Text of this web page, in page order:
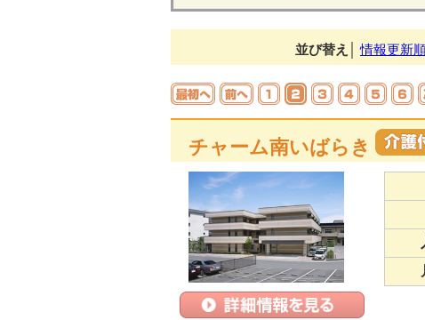
並び替え │情報更新
チャーム南いばらき